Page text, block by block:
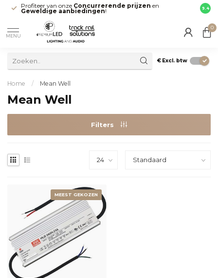
Profiteer van onze Concurrerende prijzen en
Geweldige aanbiedingen! direct
9.4
MENU
0
€ Excl. btw
Home / Mean Well
Mean Well
Filters
MEEST GEKOZEN